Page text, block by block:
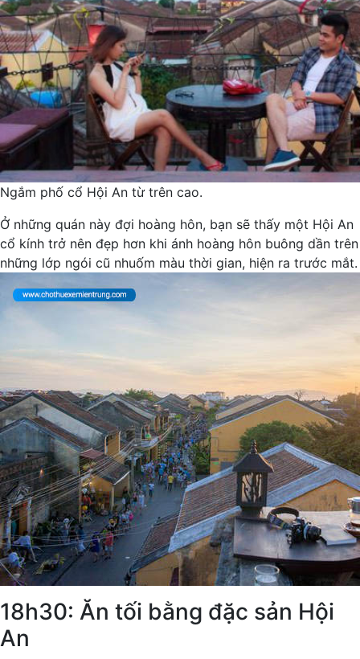
Ngắm phố cổ Hội An từ trên cao.
Ở những quán này đợi hoàng hôn, bạn sẽ thấy một Hội An
cổ kính trở nên đẹp hơn khi ánh hoàng hôn buông dần trên
những lớp ngói cũ nhuốm màu thời gian, hiện ra trước mắt.
18h30: Ăn tối bằng đặc sản Hội
An